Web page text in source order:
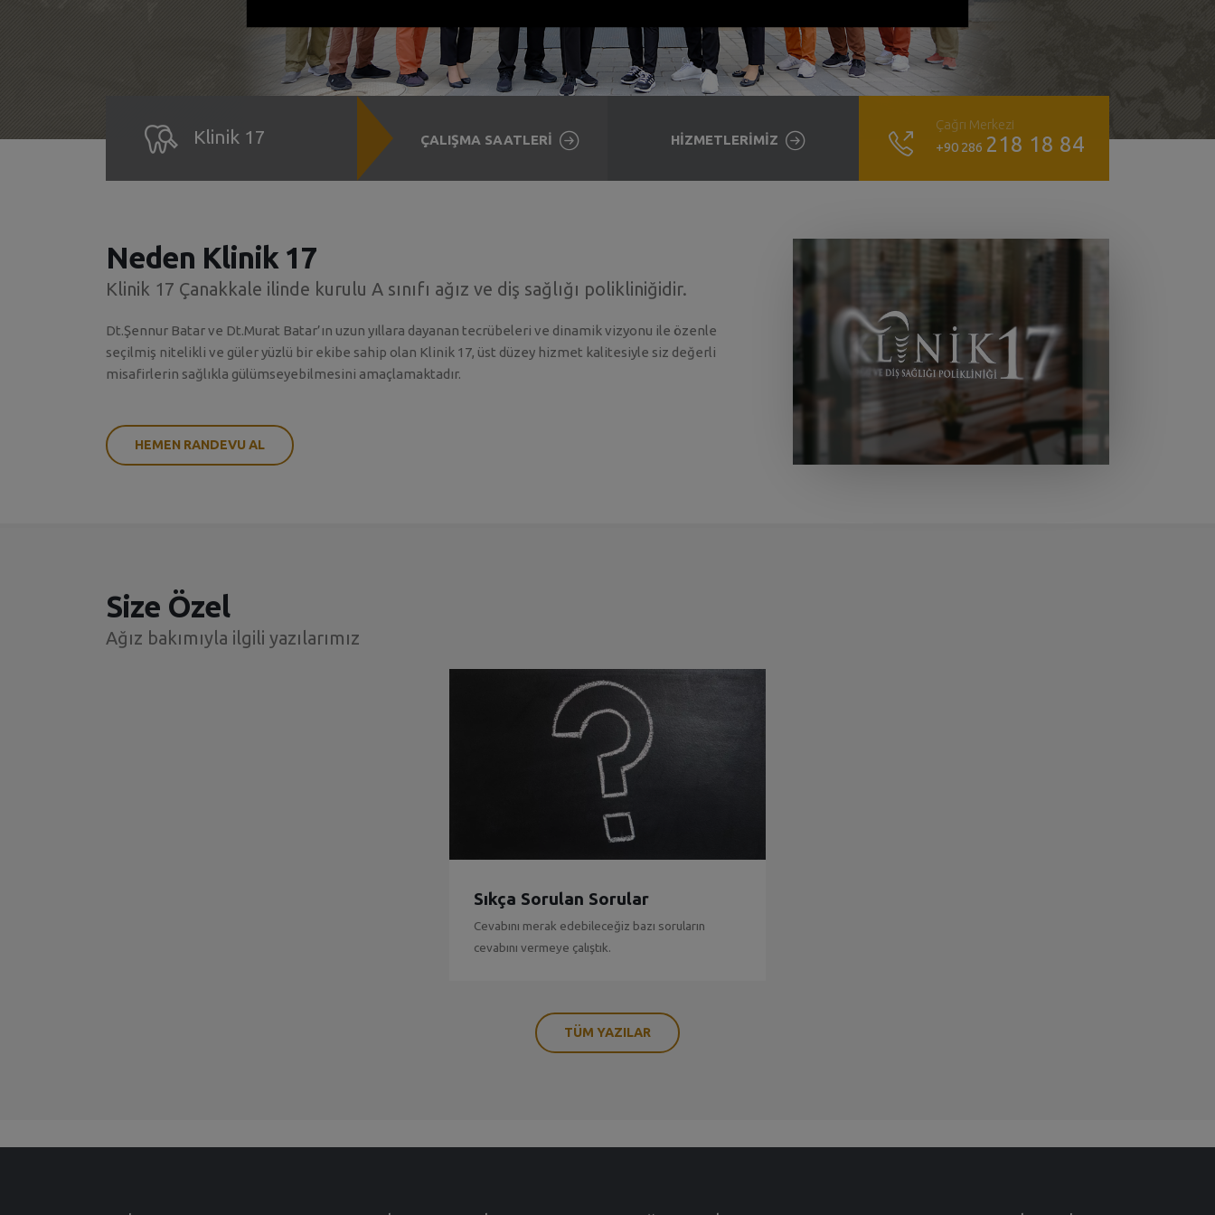
Klinik 17 ÇALIŞMA SAATLERİ HİZMETLERİMİZ
Çağrı Merkezi
+90 286 218 18 84
Neden Klinik 17
Klinik 17 Çanakkale ilinde kurulu A sınıfı ağız ve diş sağlığı polikliniğidir.
Dt.Şennur Batar ve Dt.Murat Batar’ın uzun yıllara dayanan tecrübeleri ve dinamik vizyonu ile özenle
seçilmiş nitelikli ve güler yüzlü bir ekibe sahip olan Klinik 17, üst düzey hizmet kalitesiyle siz değerli
misafirlerin sağlıkla gülümseyebilmesini amaçlamaktadır.
HEMEN RANDEVU AL
Size Özel
Ağız bakımıyla ilgili yazılarımız
Sıkça Sorulan Sorular
Cevabını merak edebileceğiz bazı soruların
cevabını vermeye çalıştık.
TÜM YAZILAR